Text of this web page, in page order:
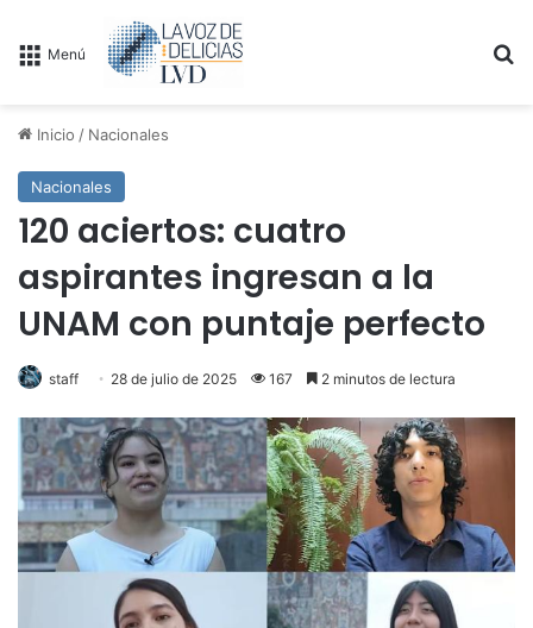
Menú
Inicio / Nacionales
Nacionales
120 aciertos: cuatro
aspirantes ingresan a la
UNAM con puntaje perfecto
staff 28 de julio de 2025 167 2 minutos de lectura